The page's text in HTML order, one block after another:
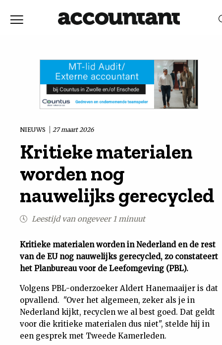
Discussie
Vaktechniek
Achtergrond
Uit
Feiten
Cijfers
NIEUWS 27 maart 2026
Kritieke materialen
worden nog
nauwelijks gerecycled
Leestijd van ongeveer 1 minuut
Kritieke materialen worden in Nederland en de rest
van de EU nog nauwelijks gerecycled, zo constateert
het Planbureau voor de Leefomgeving (PBL).
Volgens PBL-onderzoeker Aldert Hanemaaijer is dat
opvallend. "Over het algemeen, zeker als je in
Nederland kijkt, recyclen we al best goed. Dat geldt
voor die kritieke materialen dus niet", stelde hij in
een gesprek met Tweede Kamerleden.
RELEVANTIEDATUM